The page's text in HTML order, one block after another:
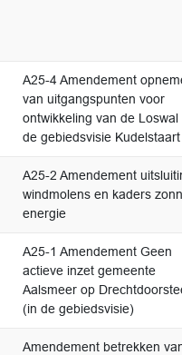
A25-4 Amendement
van uitgangspunten voor
ontwikkeling van de Loswal
de gebiedsvisie Kudelstaart
A25-2 Amendement
windmolens en kaders
energie
A25-1 Amendement Geen
actieve inzet gemeente
Aalsmeer op
(in de gebiedsvisie)
Amendement betrekken